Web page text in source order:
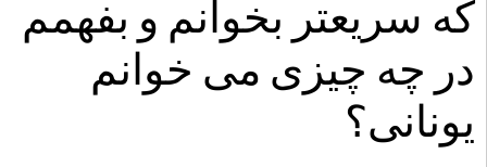
که سریعتر بخوانم و بفهمم
در چه چیزی می خوانم
یونانی؟